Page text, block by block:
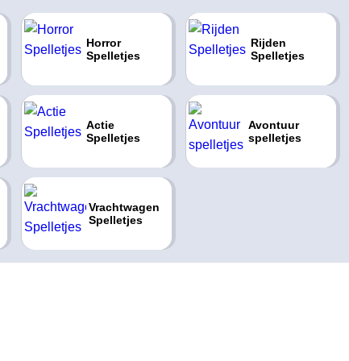
Horror
Spelletjes
Rijden
Spelletjes
Actie
Spelletjes
Avontuur
spelletjes
Vrachtwagen
Spelletjes